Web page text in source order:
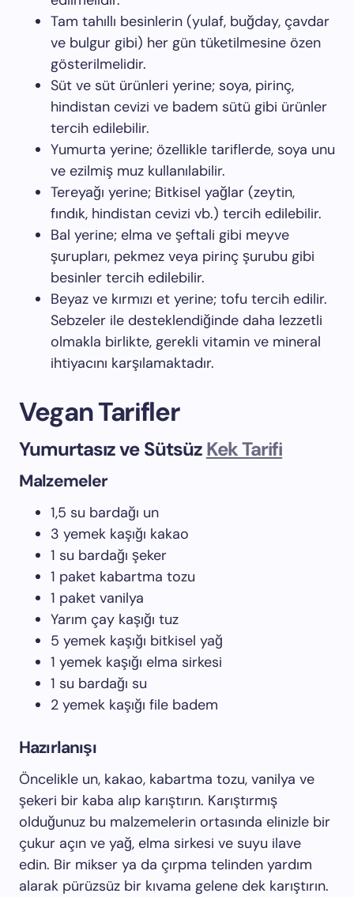
Tam tahıllı besinlerin (yulaf, buğday, çavdar
ve bulgur gibi) her gün tüketilmesine özen
gösterilmelidir.
Süt ve süt ürünleri yerine; soya, pirinç,
hindistan cevizi ve badem sütü gibi ürünler
tercih edilebilir.
Yumurta yerine; özellikle tariflerde, soya unu
ve ezilmiş muz kullanılabilir.
Tereyağı yerine; Bitkisel yağlar (zeytin,
fındık, hindistan cevizi vb.) tercih edilebilir.
Bal yerine; elma ve şeftali gibi meyve
şurupları, pekmez veya pirinç şurubu gibi
besinler tercih edilebilir.
Beyaz ve kırmızı et yerine; tofu tercih edilir.
Sebzeler ile desteklendiğinde daha lezzetli
olmakla birlikte, gerekli vitamin ve mineral
ihtiyacını karşılamaktadır.
Vegan Tarifler
Yumurtasız ve SütsüzKek Tarifi
Malzemeler
1,5 su bardağı un
3 yemek kaşığı kakao
1 su bardağı şeker
1 paket kabartma tozu
1 paket vanilya
Yarım çay kaşığı tuz
5 yemek kaşığı bitkisel yağ
1 yemek kaşığı elma sirkesi
1 su bardağı su
2 yemek kaşığı file badem
Hazırlanışı
Öncelikle un, kakao, kabartma tozu, vanilya ve
şekeri bir kaba alıp karıştırın. Karıştırmış
olduğunuz bu malzemelerin ortasında elinizle bir
çukur açın ve yağ, elma sirkesi ve suyu ilave
edin. Bir mikser ya da çırpma telinden yardım
alarak pürüzsüz bir kıvama gelene dek karıştırın.